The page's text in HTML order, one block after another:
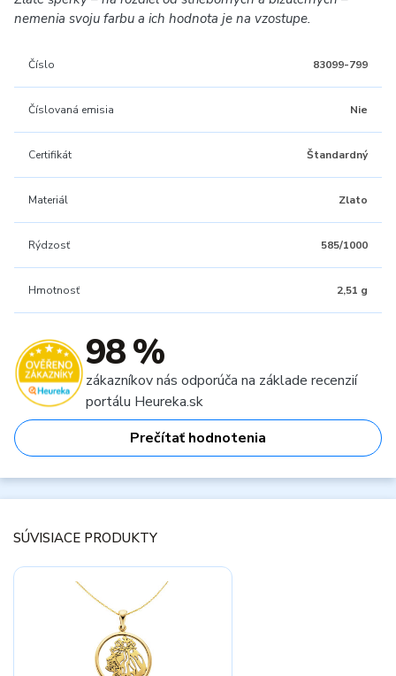
nemenia svoju farbu a ich hodnota je na vzostupe.
Číslo 83099-799
Číslovaná emisia Nie
Certifikát Štandardný
Materiál Zlato
Rýdzosť 585/1000
Hmotnosť 2,51 g
98 %
zákazníkov nás odporúča na základe recenzií
portálu Heureka.sk
Prečítať hodnotenia
SÚVISIACE PRODUKTY